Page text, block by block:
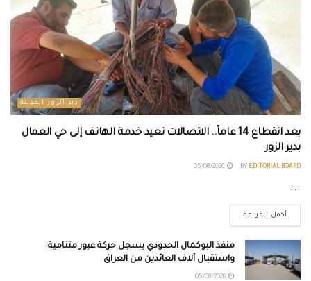
دير الزور المدينة
بعد انقطاع 14 عاماً.. الاتصالات تعيد خدمة الهاتف إلى حي العمال
بدير الزور
BY EDITORIAL BOARD
...
أكمل القراءة
منفذ البوكمال الحدودي يسجل حركة عبور متنامية
واستقبال آلاف العائدين من العراق